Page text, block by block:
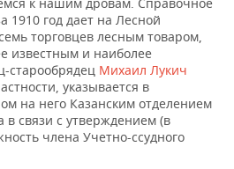
1910 год дает на Лесной
торговцев лесным товаром,
известным и наиболее
старообрядец Михаил Лукич
указывается в
на него Казанским отделением
в связи с утверждением (в
члена Учетно-ссудного